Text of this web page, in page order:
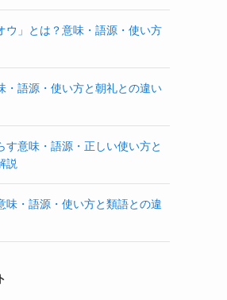
ウ」とは？意味・語源・使い方
・語源・使い方と朝礼との違い
す意味・語源・正しい使い方と
説
味・語源・使い方と類語との違